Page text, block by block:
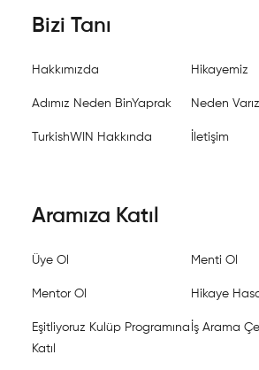
Bizi Tanı
Hakkımızda Hikayemiz
Adımız Neden BinYaprak Neden
TurkishWIN Hakkında İletişim
Aramıza Katıl
Üye Ol Menti Ol
Mentor Ol Hikaye
Eşitliyoruz Kulüp Programına
Katıl
İş Arama